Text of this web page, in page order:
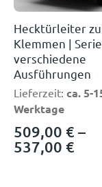
Hecktürleiter
Klemmen | Serie
verschiedene
Ausführungen
Lieferzeit: ca. 5-
Werktage
509,00 € –
537,00 €